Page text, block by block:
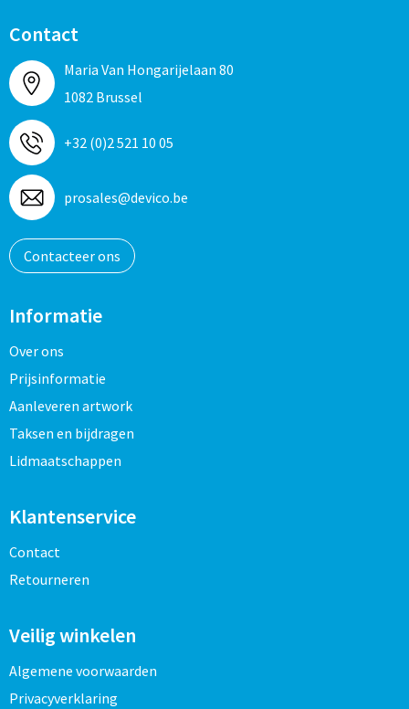
Contact
Maria Van Hongarijelaan 80
1082 Brussel
+32 (0)2 521 10 05
prosales@devico.be
Contacteer ons
Informatie
Over ons
Prijsinformatie
Aanleveren artwork
Taksen en bijdragen
Lidmaatschappen
Klantenservice
Contact
Retourneren
Veilig winkelen
Algemene voorwaarden
Privacyverklaring